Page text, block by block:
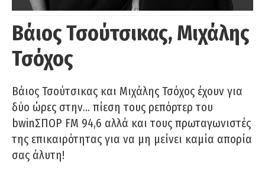
Βάιος Τσούτσικας, Μιχάλης
Τσόχος
Βάιος Τσούτσικας και Μιχάλης Τσόχος έχουν για
δύο ώρες στην… πίεση τους ρεπόρτερ του
bwinΣΠΟΡ FM 94,6 αλλά και τους πρωταγωνιστές
της επικαιρότητας για να μη μείνει καμία απορία
σας άλυτη!